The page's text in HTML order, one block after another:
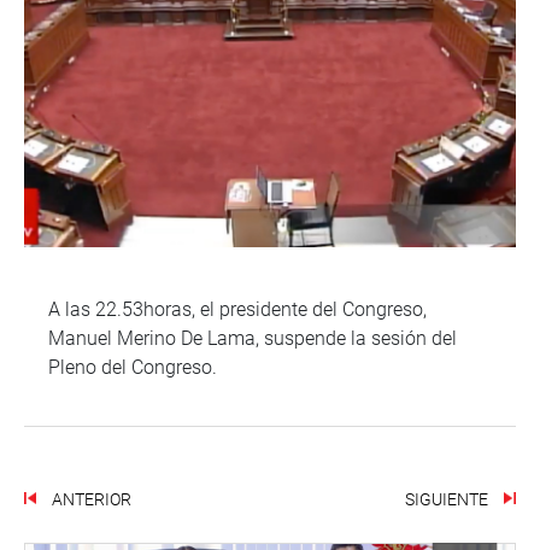
A las 22.53horas, el presidente del Congreso,
Manuel Merino De Lama, suspende la sesión del
Pleno del Congreso.
ANTERIOR SIGUIENTE